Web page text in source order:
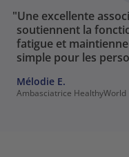
"Une excellente
soutiennent la
fatigue et
simple pour les
Mélodie E.
Ambasciatrice HealthyWorld